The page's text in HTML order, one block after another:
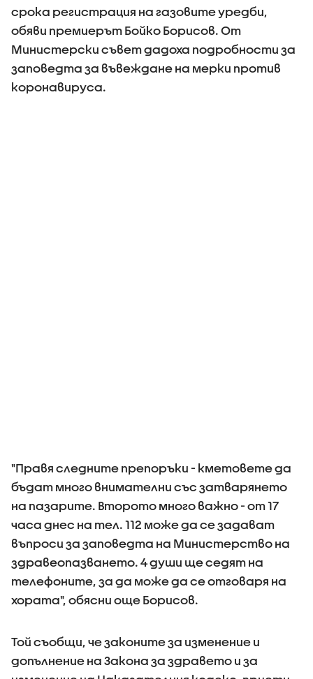
срока регистрация на газовите уредби,
обяви премиерът Бойко Борисов. От
Министерски съвет дадоха подробности за
заповедта за въвеждане на мерки против
коронавируса.
"Правя следните препоръки - кметовете да
бъдат много внимателни със затварянето
на пазарите. Второто много важно - от 17
часа днес на тел. 112 може да се задават
въпроси за заповедта на Министерство на
здравеопазването. 4 души ще седят на
телефоните, за да може да се отговаря на
хората", обясни още Борисов.
Той съобщи, че законите за изменение и
допълнение на Закона за здравето и за